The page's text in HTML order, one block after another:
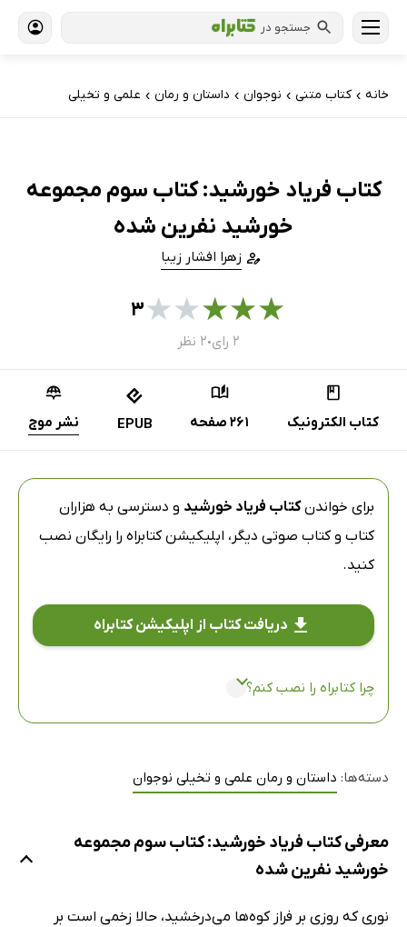
جستجو در
خانه › کتاب‌ متنی › نوجوان › داستان و رمان › علمی و تخیلی
کتاب فریاد خورشید: کتاب سوم مجموعه
خورشید نفرین شده
زهرا افشار زیبا
★
★
★
★
★۳
۲ رای ● ۲ نظر
کتاب الکترونیک 261 صفحه EPUB نشر موج
برای خواندنکتاب فریاد خورشید و دسترسی به هزاران
کتاب و کتاب صوتی دیگر، اپلیکیشن کتابراه را رایگان نصب
کنید.
دریافت کتاب از اپلیکیشن کتابراه
چرا کتابراه را نصب کنم؟
دسته‌ها: داستان و رمان علمی و تخیلی نوجوان
معرفی کتاب فریاد خورشید: کتاب سوم مجموعه
خورشید نفرین شده
نوری که روزی بر فراز کوه‌ها می‌درخشید، حالا زخمی است بر